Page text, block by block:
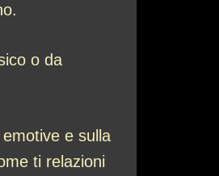
o da
e sulla
ti relazioni